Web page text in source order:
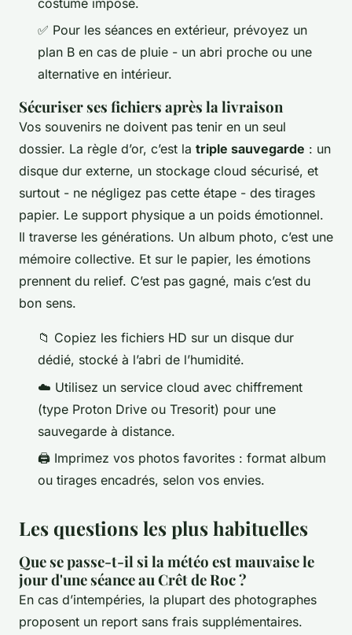
✅ Pour les séances en extérieur, prévoyez un
plan B en cas de pluie - un abri proche ou une
alternative en intérieur.
Sécuriser ses fichiers après la livraison
Vos souvenirs ne doivent pas tenir en un seul
dossier. La règle d’or, c’est la triple sauvegarde : un
disque dur externe, un stockage cloud sécurisé, et
surtout - ne négligez pas cette étape - des tirages
papier. Le support physique a un poids émotionnel.
Il traverse les générations. Un album photo, c’est une
mémoire collective. Et sur le papier, les émotions
prennent du relief. C’est pas gagné, mais c’est du
bon sens.
📁 Copiez les fichiers HD sur un disque dur
dédié, stocké à l’abri de l’humidité.
☁️ Utilisez un service cloud avec chiffrement
(type Proton Drive ou Tresorit) pour une
sauvegarde à distance.
🖨️ Imprimez vos photos favorites : format album
ou tirages encadrés, selon vos envies.
Les questions les plus habituelles
Que se passe-t-il si la météo est mauvaise le
jour d'une séance au Crêt de Roc ?
En cas d’intempéries, la plupart des photographes
proposent un report sans frais supplémentaires.